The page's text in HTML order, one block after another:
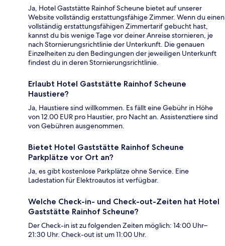
Ja, Hotel Gaststätte Rainhof Scheune bietet auf unserer
Website vollständig erstattungsfähige Zimmer. Wenn du einen
vollständig erstattungsfähigen Zimmertarif gebucht hast,
kannst du bis wenige Tage vor deiner Anreise stornieren, je
nach Stornierungsrichtlinie der Unterkunft. Die genauen
Einzelheiten zu den Bedingungen der jeweiligen Unterkunft
findest du in deren Stornierungsrichtlinie.
Erlaubt Hotel Gaststätte Rainhof Scheune
Haustiere?
Ja, Haustiere sind willkommen. Es fällt eine Gebühr in Höhe
von 12.00 EUR pro Haustier, pro Nacht an. Assistenztiere sind
von Gebühren ausgenommen.
Bietet Hotel Gaststätte Rainhof Scheune
Parkplätze vor Ort an?
Ja, es gibt kostenlose Parkplätze ohne Service. Eine
Ladestation für Elektroautos ist verfügbar.
Welche Check-in- und Check-out-Zeiten hat Hotel
Gaststätte Rainhof Scheune?
Der Check-in ist zu folgenden Zeiten möglich: 14:00 Uhr–
21:30 Uhr. Check-out ist um 11:00 Uhr.